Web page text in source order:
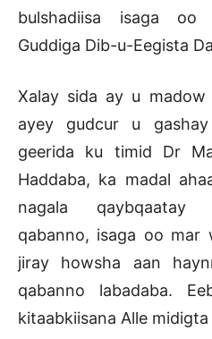
bulshadiisa isaga oo
Guddiga Dib-u-Eegista
Xalay sida ay u
ayey gudcur u
geerida ku timid Dr
Haddaba, ka madal
nagala qaybqaatay
qabanno, isaga oo mar
jiray howsha aan
qabanno labadaba.
kitaabkiisana Alle